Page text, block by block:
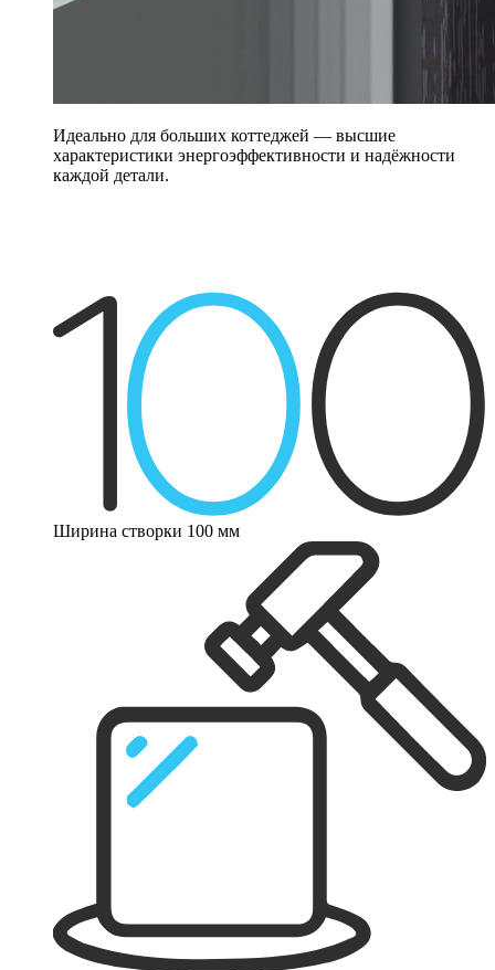
Идеально для больших коттеджей — высшие
характеристики энергоэффективности и надёжности
каждой детали.
Ширина створки 100 мм